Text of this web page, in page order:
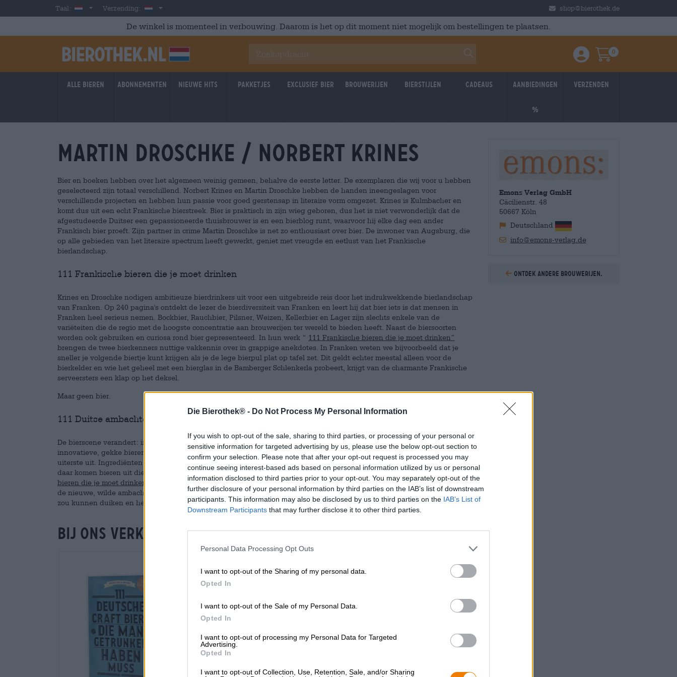
Die Bierothek® - Do Not Process My Personal Information
If you wish to opt-out of the sale, sharing to third parties, or processing of your personal or
sensitive information for targeted advertising by us, please use the below opt-out section to
confirm your selection. Please note that after your opt-out request is processed you may
continue seeing interest-based ads based on personal information utilized by us or personal
information disclosed to third parties prior to your opt-out. You may separately opt-out of the
further disclosure of your personal information by third parties on the IAB’s list of downstream
participants. This information may also be disclosed by us to third parties on the IAB’s List of
Downstream Participants that may further disclose it to other third parties.
Personal Data Processing Opt Outs
I want to opt-out of the Sharing of my personal data.
Opted In
I want to opt-out of the Sale of my Personal Data.
Opted In
I want to opt-out of processing my Personal Data for Targeted
Advertising.
Opted In
I want to opt-out of Collection, Use, Retention, Sale, and/or Sharing
Skip to main content
Taal: DutchVerzending: Nederland shop@bierothek.de
De winkel is momenteel in verbouwing. Daarom is het op dit moment niet mogelijk om bestellingen te plaatsen.
Einloggen / Anmelden
Warenkorb
0
Alle bieren Abonnementen Nieuwe hits Pakketjes Exclusief Bier Brouwerijen Bierstijlen Cadeaus Aanbiedingen
%
Verzenden
Martin Droschke / Norbert Krines
Bier en boeken hebben over het algemeen weinig gemeen, behalve de eerste letter. De exemplaren die wij voor u hebben
geselecteerd zijn totaal verschillend. Norbert Krines en Martin Droschke hebben de handen ineengeslagen voor
verschillende projecten en hebben hun passie voor goed gerstensap in literaire vorm omgezet. Krines is Kulmbacher en
komt dus uit een echt Frankische bierstreek. Bier is praktisch in zijn wieg geboren, dus het is niet verwonderlijk dat de
afgestudeerde Duitser een gepassioneerde thuisbrouwer is en een bierblog runt, waarvoor hij elke dag een ander
Frankisch bier proeft. Zijn partner in crime Martin Droschke is net zo enthousiast over bier. De inwoner van Augsburg, die
op alle gebieden van het literaire spectrum heeft gewerkt, geniet met vreugde en eetlust van het Frankische
bierlandschap.
111 Frankische bieren die je moet drinken
Krines en Droschke nodigen ambitieuze bierdrinkers uit voor een uitgebreide reis door het indrukwekkende bierlandschap
van Franken. Op 240 pagina's ontdekt de lezer de bierdiversiteit van Franken en leert hij dat bier iets is dat mensen in
Franken heel serieus nemen. Bockbier, Rauchbier, Pilsner, Weizen, Kellerbier en Lager zijn slechts enkele van de
variëteiten die de regio met de hoogste concentratie aan brouwerijen ter wereld te bieden heeft. Naast de biersoorten
worden ook gebruiken en curiosa rond bier gepresenteerd. In hun werk “ 111 Frankische bieren die je moet drinken”
brengen de twee bierkenners nuttige vakkennis over in grappige anekdotes. In Franken weten we bijvoorbeeld dat je
sneller je volgende biertje kunt krijgen als je de lege bierpul plat op tafel zet. Dit geldt echter meestal alleen voor de
bierkelder en wie het geheel met een bierglas in de Bamberger Schlenkerla probeert, krijgt van de charmante Frankische
serveersters een klap op het deksel.
Maar geen bier.
111 Duitse ambachtelijke bieren die je moet drinken
De bierscene verandert: in het conservatieve Duitsland zijn het niet langer alleen Pilsner en Weizen. Creatieve,
innovatieve, gekke bieren hebben de biermarkt veroverd en dagen de smaakpapillen van gevestigde bierdrinkers tot het
uiterste uit. Ingrediënten die nooit met bier in verband zouden worden gebracht, gaan de ketels van wilde brouwers in en
daar komen bieren uit die weinig gemeen hebben met de traditionele bieren van Duitsland. “111 Duitse ambachtelijke
bieren die je moet drinken
” is een non-fictieboek dat je dorst naar bier zeker zal prikkelen. Droschke en Krines beschrijven
de nieuwe, wilde ambachtelijke bieren van Duitsland en hun brouwerijen zo levendig dat je bijna denkt dat je in het boek
zou kunnen duiken en het bier er meteen uit zou kunnen halen.
Emons Verlag GmbH
Cäcilienstr. 48
50667 Köln
Deutschland
info@emons-verlag.de
Ontdek andere brouwerijen.
Bij ons verkrijgbaar